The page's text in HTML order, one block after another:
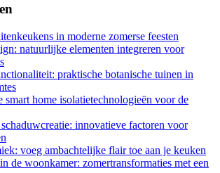
in moderne zomerse feesten
natuurlijke elementen integreren voor
praktische botanische tuinen in
smart home isolatietechnologieën voor de
innovatieve factoren voor
voeg ambachtelijke flair toe aan je keuken
de woonkamer: zomertransformaties met een